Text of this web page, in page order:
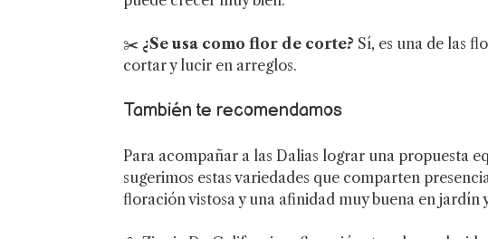
✂️ ¿Se usa como flor de corte? Sí, es una de las
cortar y lucir en arreglos.
También te recomendamos
Para acompañar a las Dalias lograr una propuesta
sugerimos estas variedades que comparten
floración vistosa y una afinidad muy buena en jardín